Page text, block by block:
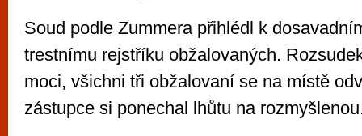
Soud podle Zummera přihlédl k
trestnímu rejstříku obžalovaných.
moci, všichni tři obžalovaní se na místě
zástupce si ponechal lhůtu na